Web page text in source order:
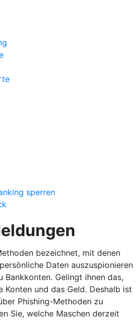
sperren
bezeichnet, mit denen
Daten auszuspionieren
Bankkonten. Gelingt ihnen das,
Konten und das Geld. Deshalb ist
Phishing-Methoden zu
Sie, welche Maschen derzeit